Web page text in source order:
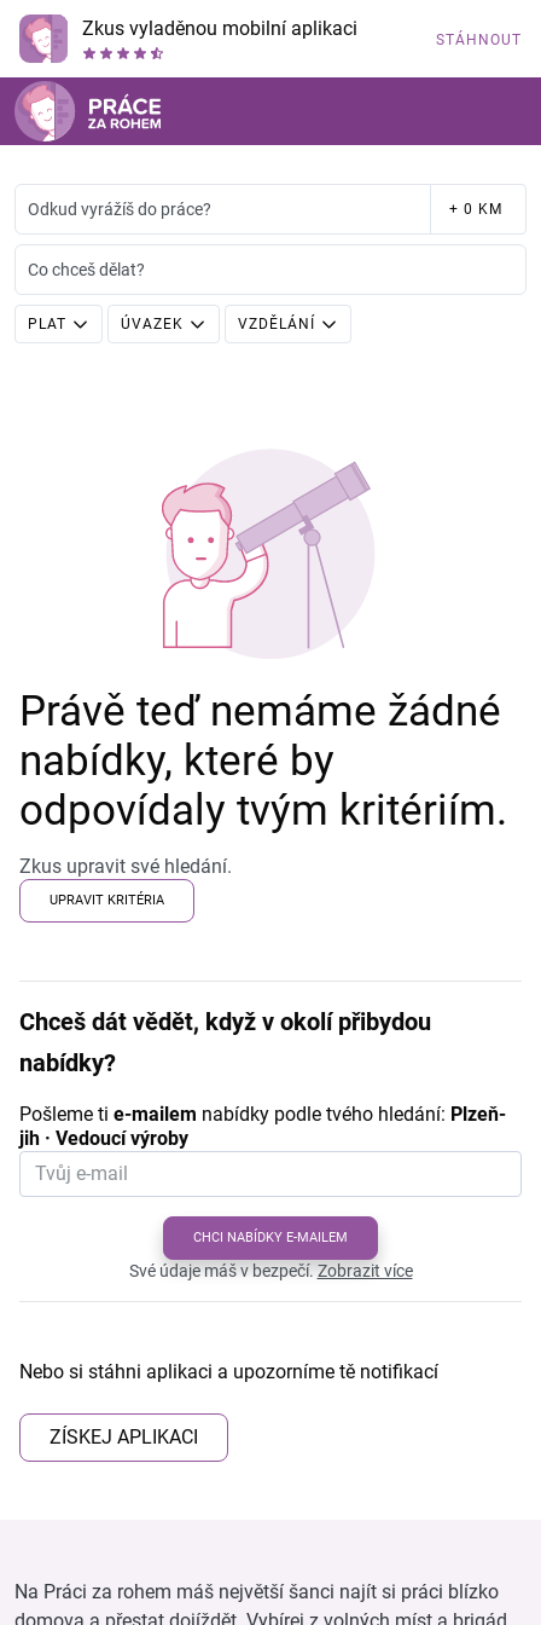
Zkus vyladěnou mobilní aplikaci STÁHNOUT
Odkud vyrážíš do práce? + 0 KM
Co chceš dělat?
PLAT ÚVAZEK VZDĚLÁNÍ
Právě teď nemáme žádné
nabídky, které by
odpovídaly tvým kritériím.
Zkus upravit své hledání.
UPRAVIT KRITÉRIA
Chceš dát vědět, když v okolí přibydou
nabídky?
Pošleme ti e-mailem nabídky podle tvého hledání: Plzeň-
jih · Vedoucí výroby
CHCI NABÍDKY E-MAILEM
Své údaje máš v bezpečí.Zobrazit více
Nebo si stáhni aplikaci a upozorníme tě notifikací
ZÍSKEJ APLIKACI
Na Práci za rohem máš největší šanci najít si práci blízko
domova a přestat dojíždět. Vybírej z volných míst a brigád